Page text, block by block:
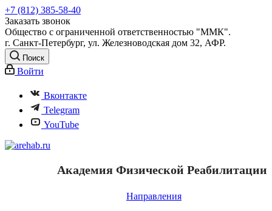
+7 (812) 385-58-40
Заказать звонок
Общество с ограниченной ответственностью "ММК".
г. Санкт-Петербург, ул. Железноводская дом 32, АФР.
Поиск
Войти
Вконтакте
Telegram
YouTube
Академия Физической Реабилитации
Направления